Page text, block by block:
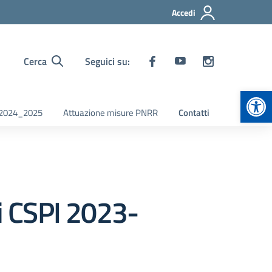
Accedi
Cerca Seguici su:
Attuazione misure PNRR Contatti
2023-